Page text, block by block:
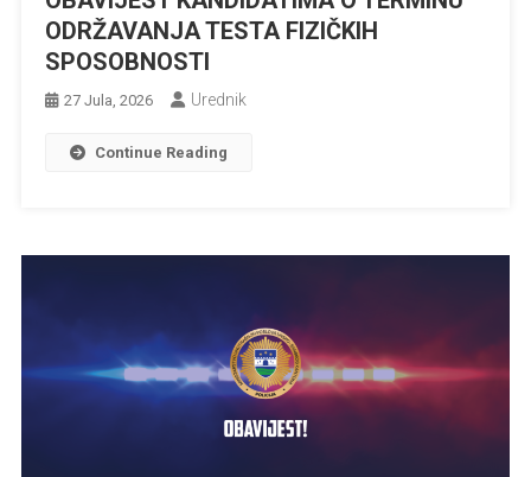
ODRŽAVANJA TESTA FIZIČKIH
SPOSOBNOSTI
27 Jula, 2026 Urednik
Continue Reading